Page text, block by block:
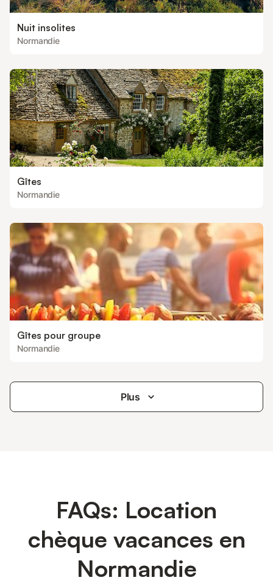
Nuit insolites
Normandie
Gîtes
Normandie
Gîtes pour groupe
Normandie
Plus
FAQs: Location
chèque vacances en
Normandie